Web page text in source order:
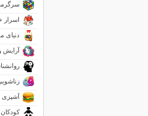
اسرار
دنیای
آرایش
آشپزی
کودکان